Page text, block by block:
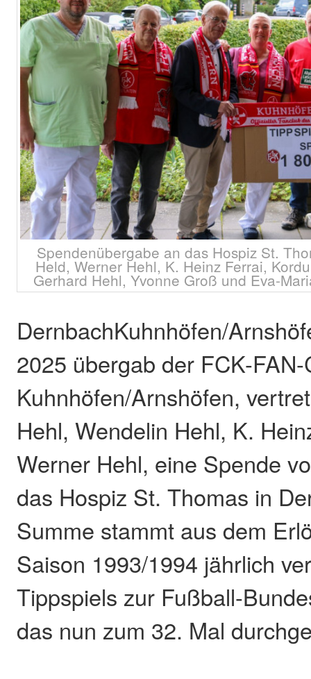
Spendenübergabe an das Hospiz St.
Held, Werner Hehl, K. Heinz Ferrai,
Gerhard Hehl, Yvonne Groß und Eva-
DernbachKuhnhöfen/
2025 übergab der FCK-FAN-
Kuhnhöfen/Arnshöfen,
Hehl, Wendelin Hehl, K.
Werner Hehl, eine Spende
das Hospiz St. Thomas in
Summe stammt aus dem
Saison 1993/1994 jährlich
Tippspiels zur Fußball-
das nun zum 32. Mal